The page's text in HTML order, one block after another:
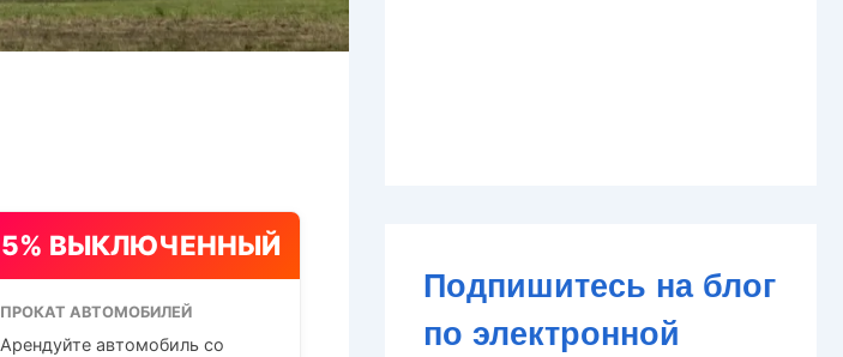
5% ВЫКЛЮЧЕННЫЙ
ПРОКАТ АВТОМОБИЛЕЙ
Арендуйте автомобиль со
Подпишитесь на блог
по электронной